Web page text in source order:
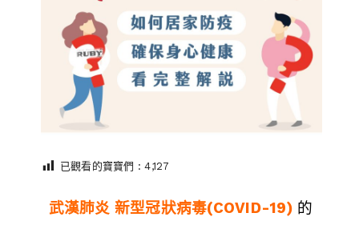
已觀看的寶寶們 :4,127
武漢肺炎 新型冠狀病毒(COVID-19) 的